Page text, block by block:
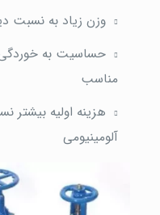
وزن زیاد به نسبت
حساسیت به
مناسب
هزینه اولیه بیشتر
آلومینیومی